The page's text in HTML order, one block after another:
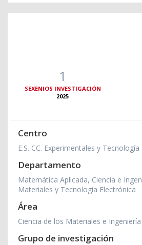
1
SEXENIOS INVESTIGACIÓN
2025
Centro
E.S. CC. Experimentales y Tecnología
Departamento
Matemática Aplicada, Ciencia e
Materiales y Tecnología Electrónica
Área
Ciencia de los Materiales e
Grupo de investigación